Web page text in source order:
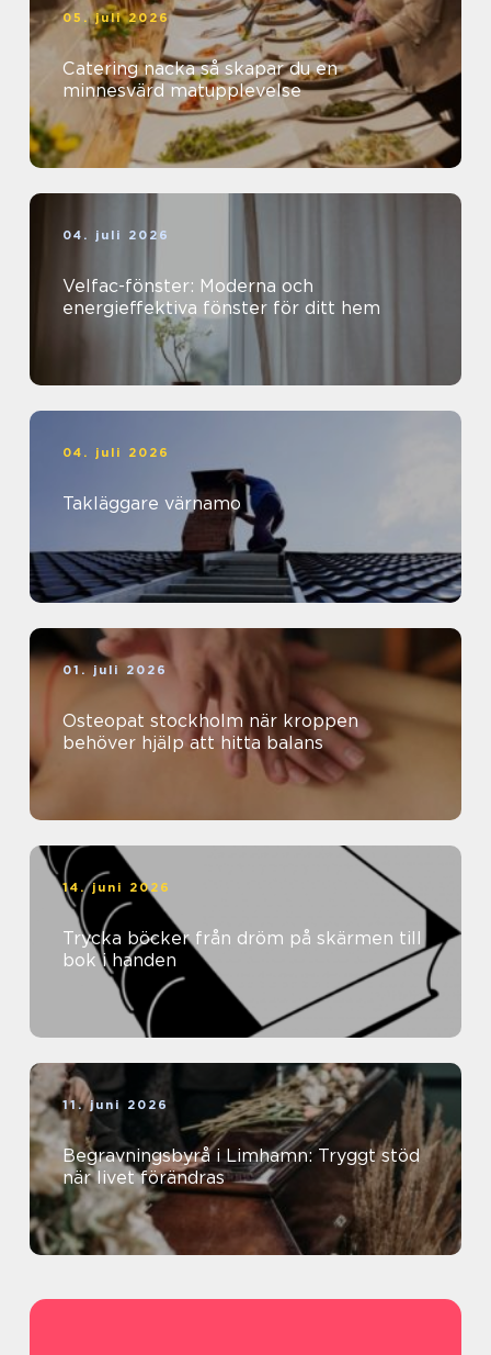
05. juli 2026
Catering nacka så skapar du en
minnesvärd matupplevelse
04. juli 2026
Velfac-fönster: Moderna och
energieffektiva fönster för ditt hem
04. juli 2026
Takläggare värnamo
01. juli 2026
Osteopat stockholm när kroppen
behöver hjälp att hitta balans
14. juni 2026
Trycka böcker från dröm på skärmen till
bok i handen
11. juni 2026
Begravningsbyrå i Limhamn: Tryggt stöd
när livet förändras